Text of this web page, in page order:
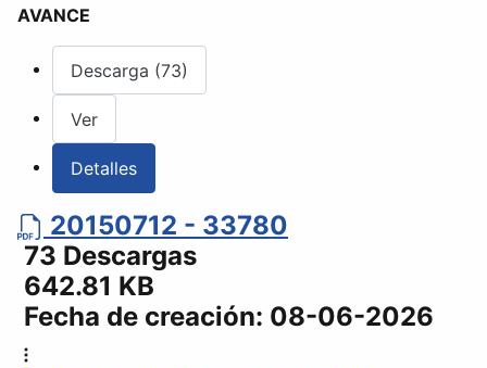
AVANCE
Descarga (73)
Ver
Detalles
20150712 - 33780
73 Descargas
642.81 KB
Fecha de creación: 08-06-2026